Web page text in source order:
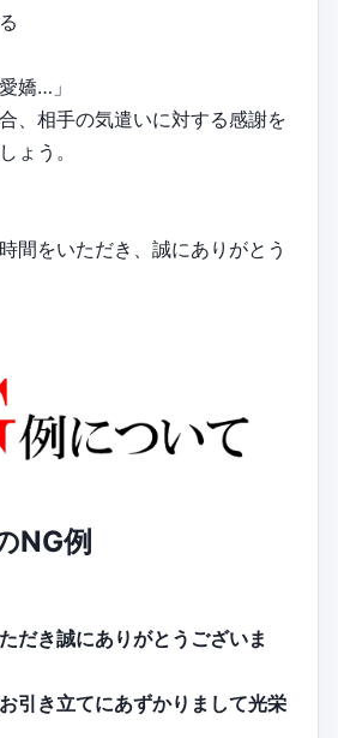
嬌…」
、相手の気遣いに対する感謝を
ょう。
間をいただき、誠にありがとう
NG例
だき誠にありがとうございま
引き立てにあずかりまして光栄